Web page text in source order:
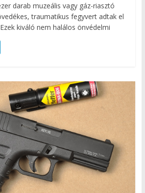
darab muzeális vagy gáz-riasztó
traumatikus fegyvert adtak el
kiváló nem halálos önvédelmi